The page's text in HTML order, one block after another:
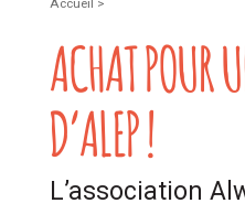
Accueil >
ACHAT POUR
D’ALEP !
L’association